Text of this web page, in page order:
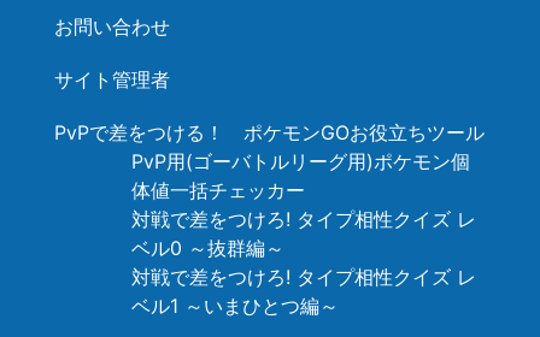
お問い合わせ
サイト管理者
PvPで差をつける！ ポケモンGOお役立ちツール
PvP用(ゴーバトルリーグ用)ポケモン個
体値一括チェッカー
対戦で差をつけろ! タイプ相性クイズ レ
ベル0 ～抜群編～
対戦で差をつけろ! タイプ相性クイズ レ
ベル1 ～いまひとつ編～